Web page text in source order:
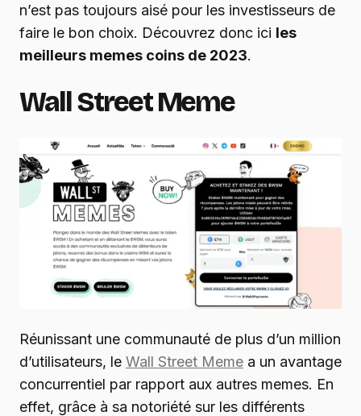
n’est pas toujours aisé pour les investisseurs de
faire le bon choix. Découvrez donc ici les
meilleurs memes coins de 2023.
Wall Street Meme
Réunissant une communauté de plus d’un million
d’utilisateurs, le Wall Street Meme a un avantage
concurrentiel par rapport aux autres memes. En
effet, grâce à sa notoriété sur les différents